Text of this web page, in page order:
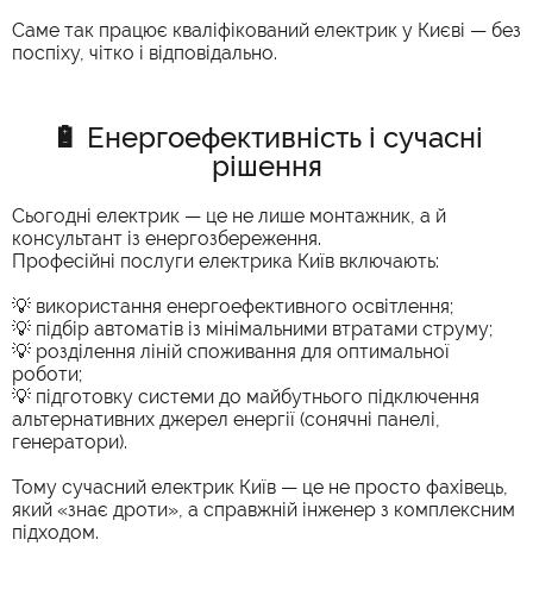
Саме так працює кваліфікований електрик у Києві — без
поспіху, чітко і відповідально.
🔋 Енергоефективність і сучасні
рішення
Сьогодні електрик — це не лише монтажник, а й
консультант із енергозбереження.
Професійні послуги електрика Київ включають:
💡 використання енергоефективного освітлення;
💡 підбір автоматів із мінімальними втратами струму;
💡 розділення ліній споживання для оптимальної
роботи;
💡 підготовку системи до майбутнього підключення
альтернативних джерел енергії (сонячні панелі,
генератори).
Тому сучасний електрик Київ — це не просто фахівець,
який «знає дроти», а справжній інженер з комплексним
підходом.